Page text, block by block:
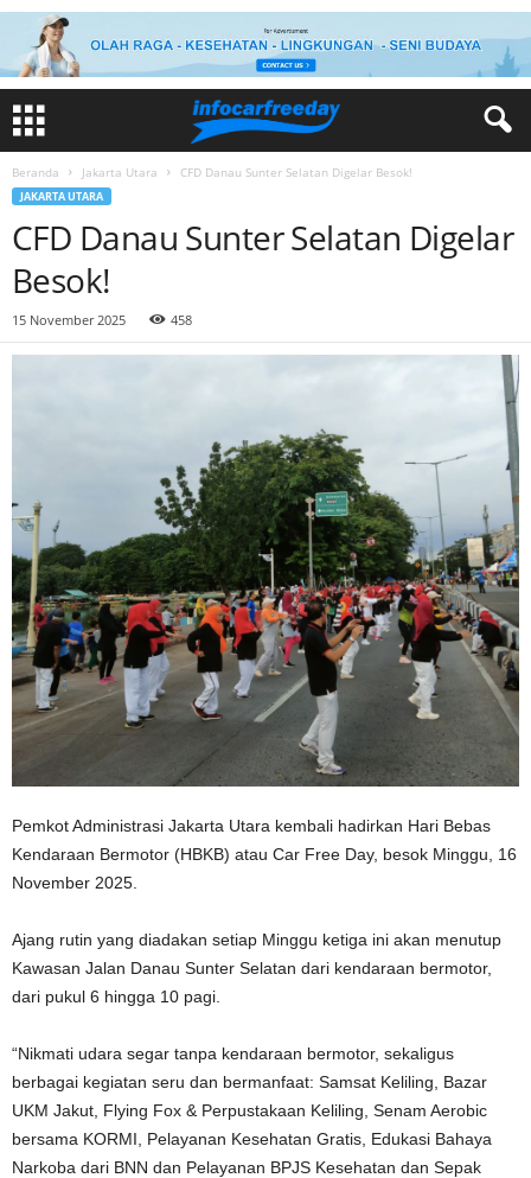
Beranda Jakarta Utara CFD Danau Sunter Selatan Digelar Besok!
JAKARTA UTARA
CFD Danau Sunter Selatan Digelar
Besok!
15 November 2025 458
Pemkot Administrasi Jakarta Utara kembali hadirkan Hari Bebas
Kendaraan Bermotor (HBKB) atau Car Free Day, besok Minggu, 16
November 2025.
Ajang rutin yang diadakan setiap Minggu ketiga ini akan menutup
Kawasan Jalan Danau Sunter Selatan dari kendaraan bermotor,
dari pukul 6 hingga 10 pagi.
“Nikmati udara segar tanpa kendaraan bermotor, sekaligus
berbagai kegiatan seru dan bermanfaat: Samsat Keliling, Bazar
UKM Jakut, Flying Fox & Perpustakaan Keliling, Senam Aerobic
bersama KORMI, Pelayanan Kesehatan Gratis, Edukasi Bahaya
Narkoba dari BNN dan Pelayanan BPJS Kesehatan dan Sepak